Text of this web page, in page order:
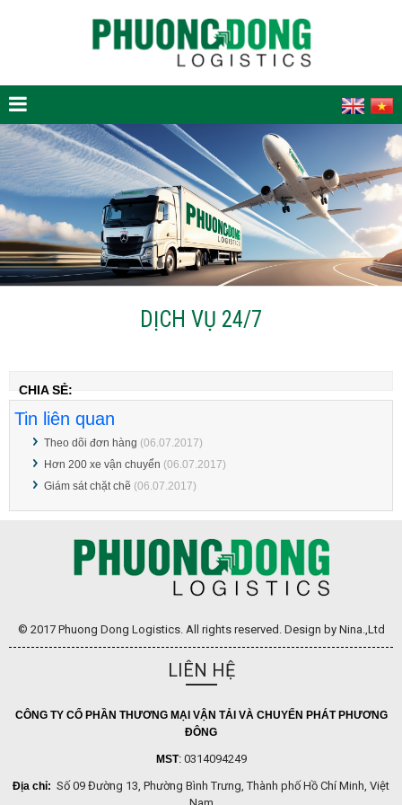
DỊCH VỤ 24/7
CHIA SẺ:
Tin liên quan
Theo dõi đơn hàng (06.07.2017)
Hơn 200 xe vận chuyển (06.07.2017)
Giám sát chặt chẽ (06.07.2017)
© 2017 Phuong Dong Logistics. All rights reserved. Design by Nina.,Ltd
LIÊN HỆ
CÔNG TY CỔ PHẦN THƯƠNG MẠI VẬN TẢI VÀ CHUYỂN PHÁT PHƯƠNG
ĐÔNG
MST: 0314094249
Địa chỉ: Số 09 Đường 13, Phường Bình Trưng, Thành phố Hồ Chí Minh, Việt